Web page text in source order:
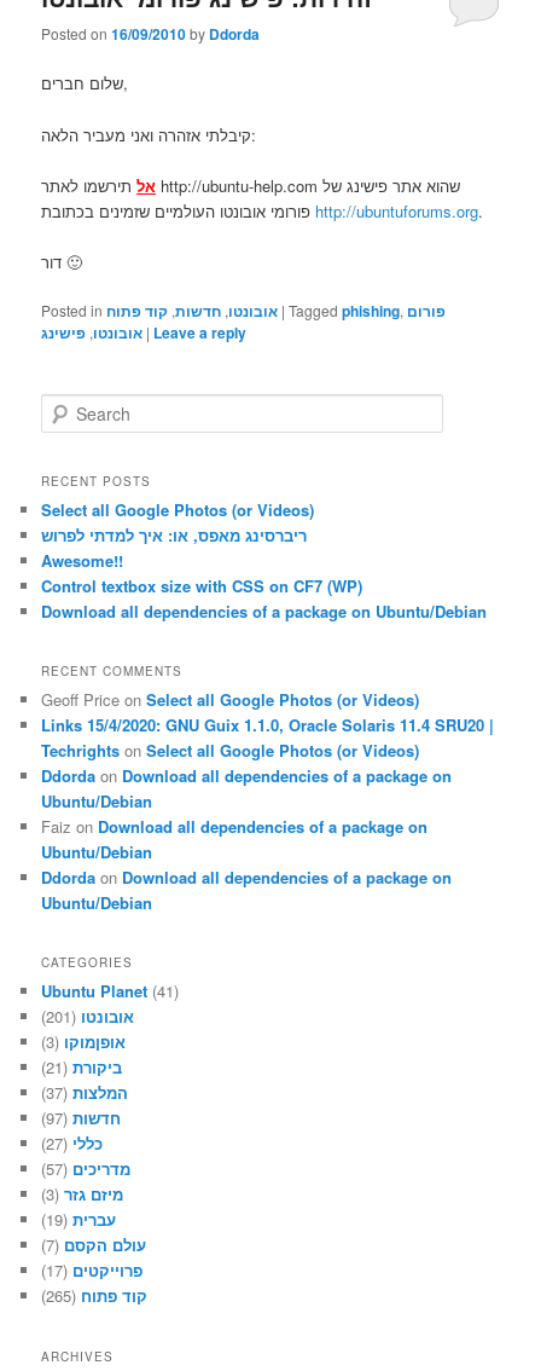
Posted on16/09/2010by Ddorda
שלום חברים,
קיבלתי אזהרה ואני מעביר הלאה:
אלתירשמו לאתר http://ubuntu-help.com שהוא אתר פישינג של
http://ubuntuforums.org.
דור 🙂
Posted in אובונטו, חדשות, קוד פתוח |Tagged phishing, פורום
אובונטו, פישינג | Leave a reply
e
r
h
RECENT POSTS
Select all Google Photos (or Videos)
ריברסינג מאפס, או: איך למדתי לפרוש
Awesome!!
Control textbox size with CSS on CF7 (WP)
Download all dependencies of a package on Ubuntu/Debian
RECENT COMMENTS
Geoff Price onSelect all Google Photos (or Videos)
Links 15/4/2020: GNU Guix 1.1.0, Oracle Solaris 11.4 SRU20 |
Techrights onSelect all Google Photos (or Videos)
Ddorda on Download all dependencies of a package on
Ubuntu/Debian
Faiz on Download all dependencies of a package on
Ubuntu/Debian
Ddorda on Download all dependencies of a package on
Ubuntu/Debian
CATEGORIES
Ubuntu Planet (41)
אובונטו (201)
אופןמוקו (3)
ביקורת(21)
המלצות(37)
חדשות(97)
כללי (27)
מדריכים (57)
מיזם גזר(3)
עברית(19)
עולם הקסם (7)
פרוייקטים (17)
קוד פתוח (265)
ARCHIVES